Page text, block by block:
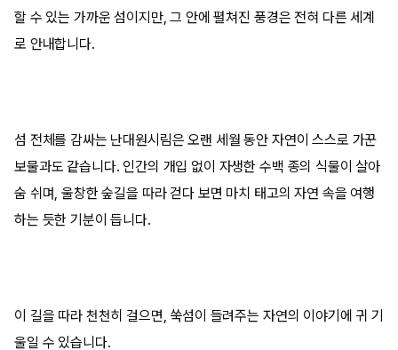
할 수 있는 가까운 섬이지만, 그 안에 펼쳐진 풍경은 전혀 다른 세계
로 안내합니다.
섬 전체를 감싸는 난대원시림은 오랜 세월 동안 자연이 스스로 가꾼
보물과도 같습니다. 인간의 개입 없이 자생한 수백 종의 식물이 살아
숨 쉬며, 울창한 숲길을 따라 걷다 보면 마치 태고의 자연 속을 여행
하는 듯한 기분이 듭니다.
이 길을 따라 천천히 걸으면, 쑥섬이 들려주는 자연의 이야기에 귀 기
울일 수 있습니다.